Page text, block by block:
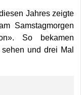
Jahres zeigte
Samstagmorgen
So bekamen
und drei Mal